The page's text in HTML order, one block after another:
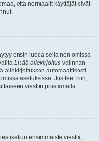
että normaalit käyttäjät eivät
ensin luoda sellainen omissa
Lisää allekirjoitus-valinnan
allekirjoituksen automaattisesti
asetuksissa. Jos teet niin,
viestiin poistamalla
ensimmäistä viestiä,